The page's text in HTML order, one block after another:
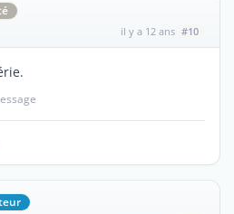
il y a 12 ans #10